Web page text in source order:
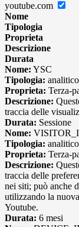
youtube.com
Nome
Tipologia
Proprieta
Descrizione
Durata
Nome: YSC
Tipologia: analitico
Proprieta: Terza-
Descrizione:
traccia delle
Durata: Sessione
Nome:
Tipologia: analitico
Proprieta: Terza-
Descrizione:
traccia delle
nei siti; può anche
utilizzando la
Youtube.
Durata: 6 mesi